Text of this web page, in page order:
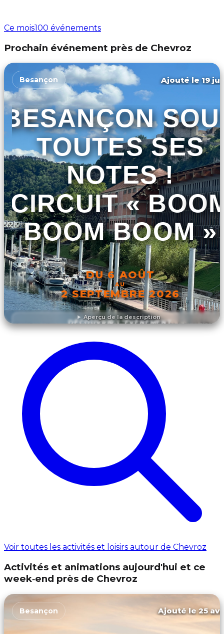
Ce mois100 événements
Prochain événement près de Chevroz
Aperçu de la description
Besançon Ajouté le 19
BESANÇON
TOUTES SES
NOTES !
CIRCUIT «
BOOM BOOM »
DU 6 AOÛT
AU
2 SEPTEMBRE 2026
DÉCOUVRIR L'ÉVÉNEMENT
Voir toutes les activités et loisirs autour de Chevroz
Activités et animations aujourd'hui et ce
week‑end près de Chevroz
Besançon Ajouté le 25